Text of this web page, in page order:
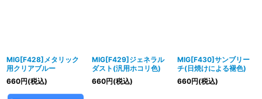
MIG[F428]メタリック
用クリアブルー
660円(税込)
MIG[F429]ジェネラル
ダスト(汎用ホコリ色)
660円(税込)
MIG[F430]サンブリー
チ(日焼けによる褪色)
660円(税込)